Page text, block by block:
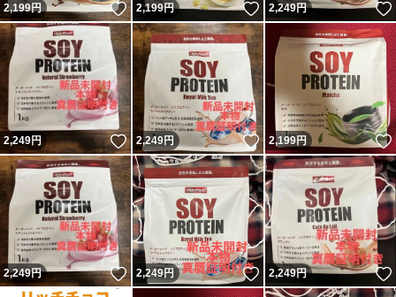
2,199円 いいね！
2,199円 いいね！
2,249円
2,249円 いいね！
2,249円 いいね！
2,199円
2,249円 いいね！
2,249円 いいね！
2,249円